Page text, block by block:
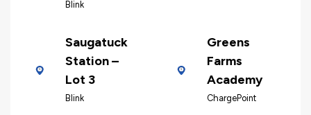
Blink
Saugatuck
Station –
Lot 3
Blink
Greens
Farms
Academy
ChargePoint